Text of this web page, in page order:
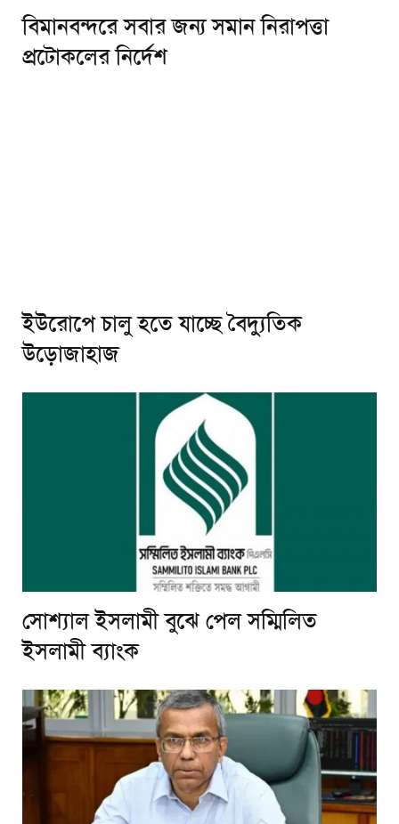
বিমানবন্দরে সবার জন্য সমান নিরাপত্তা
প্রটোকলের নির্দেশ
ইউরোপে চালু হতে যাচ্ছে বৈদ্যুতিক
উড়োজাহাজ
সোশ্যাল ইসলামী বুঝে পেল সম্মিলিত
ইসলামী ব্যাংক